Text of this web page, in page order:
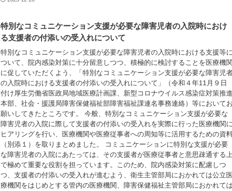
特別なコミュニケーション支援が必要な障害児者の入院時におけ
る支援者の付添いの受入れについて
特別なコミュニケーション支援が必要な障害児者の入院時における支援等に
ついて、院内感染対策に十分留意しつつ、積極的に検討することを医療機関
に促していただくよう、「特別なコミュニケーション支援が必要な障害児
の入院時における支援者の付添いの受入れについて」（令和４年11月９日
付け厚生労働省医政局地域医療計画課、新型コロナウイルス感染症対策推進
本部、社会・援護局障害保健福祉部障害福祉課連名事務連絡）等においてお
願いしてきたところです。 今般、特別なコミュニケーション支援が必要な
障害児者の入院に際して支援者の付添いの受入れを実際に行った医療機関に
ヒアリングを行い、医療機関や医療従事者への周知等に活用するための資
（別添１）を取りまとめました。 コミュニケーションに特別な支援が必要
な障害児者の入院にあたっては、その支援者が医療従事者と意思疎通する上
で極めて重要な役割を担っています。このため、院内感染対策に配慮しつ
つ、支援者の付添いの受入れが進むよう、衛生主管部局におかれては公立
療機関をはじめとする管内の医療機関、障害保健福祉主管部局におかれては